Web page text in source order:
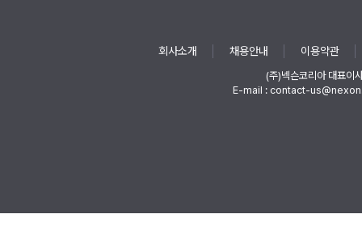
회사소개 채용안내 이용약관
(주)넥슨코리아 대표이
E-mail : contact-